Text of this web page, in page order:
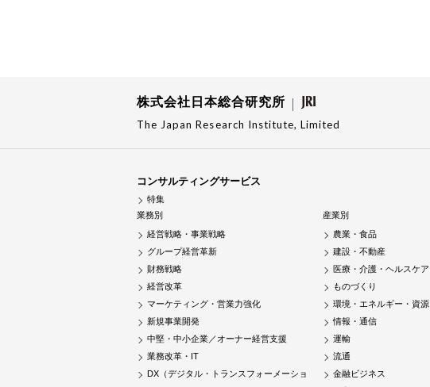
株式会社日本総合研究所
The Japan Research Institute, Limited
コンサルティングサービス
特集
業務別
経営戦略・事業戦略
グループ経営革新
財務戦略
経営改革
マーケティング・営業力強化
新規事業開発
中堅・中小企業／オーナー経営支援
業務改革・IT
DX（デジタル・トランスフォーメーショ
産業別
農業・食品
建設・不動産
医療・介護・ヘルスケア
ものづくり
環境・エネルギー・資源
情報・通信
運輸
流通
金融ビジネス